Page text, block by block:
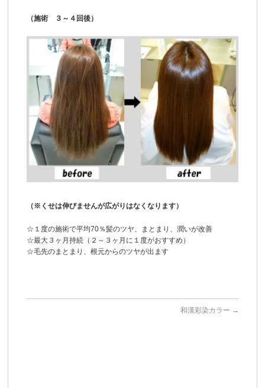
（施術 ３～４回後）
（※くせは伸びませんが広がりはなくなります）
☆１度の施術で平均70％髪のツヤ、まとまり、潤いが改善
☆最大３ヶ月持続（２～３ヶ月に１度がおすすめ）
☆毛先のまとまり、根元からのツヤが出ます
和漢彩染カラー →